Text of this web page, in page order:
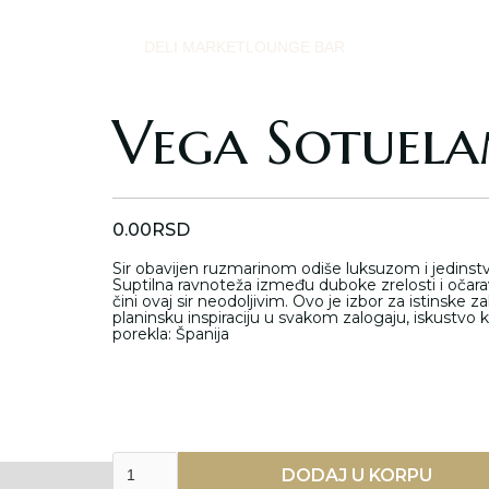
Vega
0.00RSD
Sir obavijen ruzmarinom odiše luksuzom i
Suptilna ravnoteža između duboke zrelosti i
čini ovaj sir neodoljivim. Ovo je izbor za istinske
planinsku inspiraciju u svakom zalogaju, iskustvo
porekla: Španija